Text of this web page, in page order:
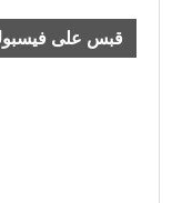
قبس على